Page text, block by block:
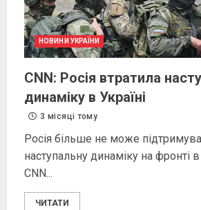
НОВИНИ УКРАЇНИ
CNN: Росія втратила
динаміку в Україні
3 місяці тому
Росія більше не може
наступальну динаміку на фронті
CNN...
ЧИТАТИ